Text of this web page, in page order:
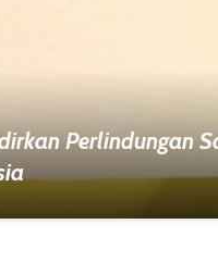
Perlindungan